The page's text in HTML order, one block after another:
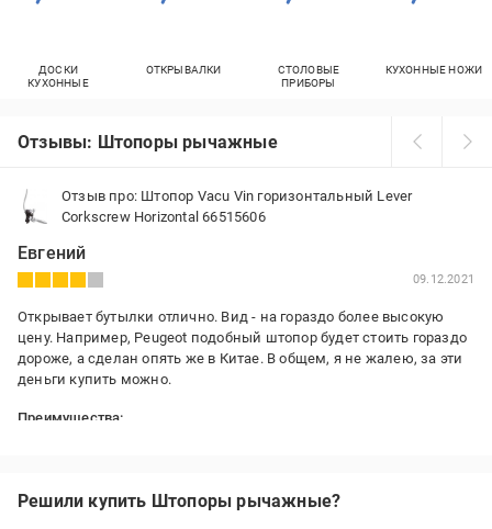
ДОСКИ
КУХОННЫЕ
ОТКРЫВАЛКИ
СТОЛОВЫЕ
ПРИБОРЫ
КУХОННЫЕ НОЖИ
Отзывы: Штопоры рычажные
Отзыв про: Штопор Vacu Vin горизонтальный Lever
Corkscrew Horizontal 66515606
Евгений
09.12.2021
Открывает бутылки отлично. Вид - на гораздо более высокую
цену. Например, Peugeot подобный штопор будет стоить гораздо
дороже, а сделан опять же в Китае. В общем, я не жалею, за эти
деньги купить можно.
Преимущества:
Недостатки:
Решили купить Штопоры рычажные?